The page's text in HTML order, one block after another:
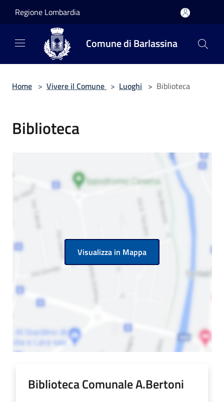
Regione Lombardia
Comune di Barlassina
Home > Vivere il Comune > Luoghi > Biblioteca
Biblioteca
Visualizza in Mappa
Biblioteca Comunale A.Bertoni